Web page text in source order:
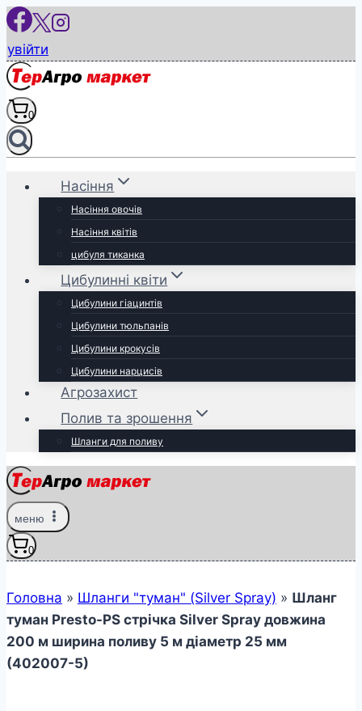
Перейти
вмісту
увійти
0
Насіння
Насіння овочів
Насіння квітів
цибуля тиканка
Цибулинні квіти
Цибулини гіацинтів
Цибулини тюльпанів
Цибулини крокусів
Цибулини нарцисів
Агрозахист
Полив та зрошення
Шланги для поливу
меню
0
Головна » Шланги "туман" (Silver Spray) » Шланг
туман Presto-PS стрічка Silver Spray довжина
200 м ширина поливу 5 м діаметр 25 мм
(402007-5)